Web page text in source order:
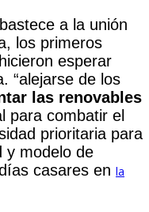
a la unión
los primeros
esperar
“alejarse de los
las renovables
para combatir el
prioritaria para
y modelo de
casares en la